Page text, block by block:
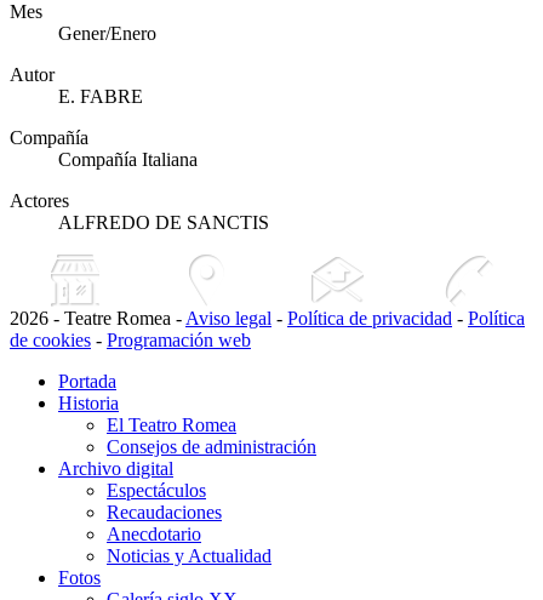
Mes
Gener/Enero
Autor
E. FABRE
Compañía
Compañía Italiana
Actores
ALFREDO DE SANCTIS
2026 - Teatre Romea - Aviso legal - Política de privacidad - Política
de cookies - Programación web
Portada
Historia
El Teatro Romea
Consejos de administración
Archivo digital
Espectáculos
Recaudaciones
Anecdotario
Noticias y Actualidad
Fotos